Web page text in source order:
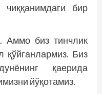
бир
Аммо биз тинчлик
қўйганлармиз. Биз
қаерида
йўқотамиз.